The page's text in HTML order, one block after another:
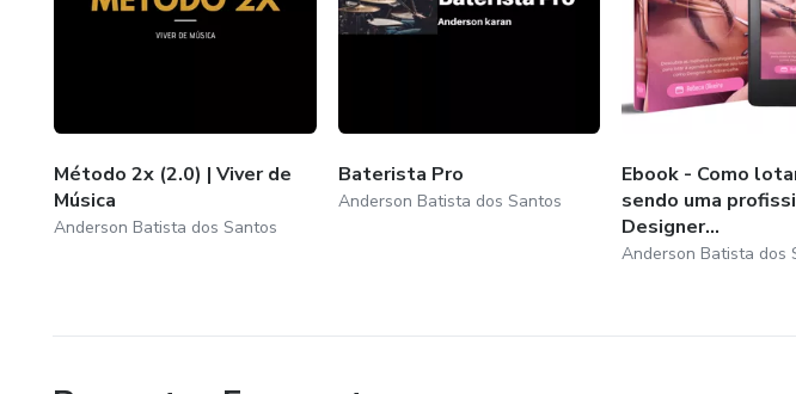
Método 2x (2.0) | Viver de
Música
Anderson Batista dos Santos
Baterista Pro
Anderson Batista dos Santos
Ebook - Como
sendo uma
Designer...
Anderson Batista dos